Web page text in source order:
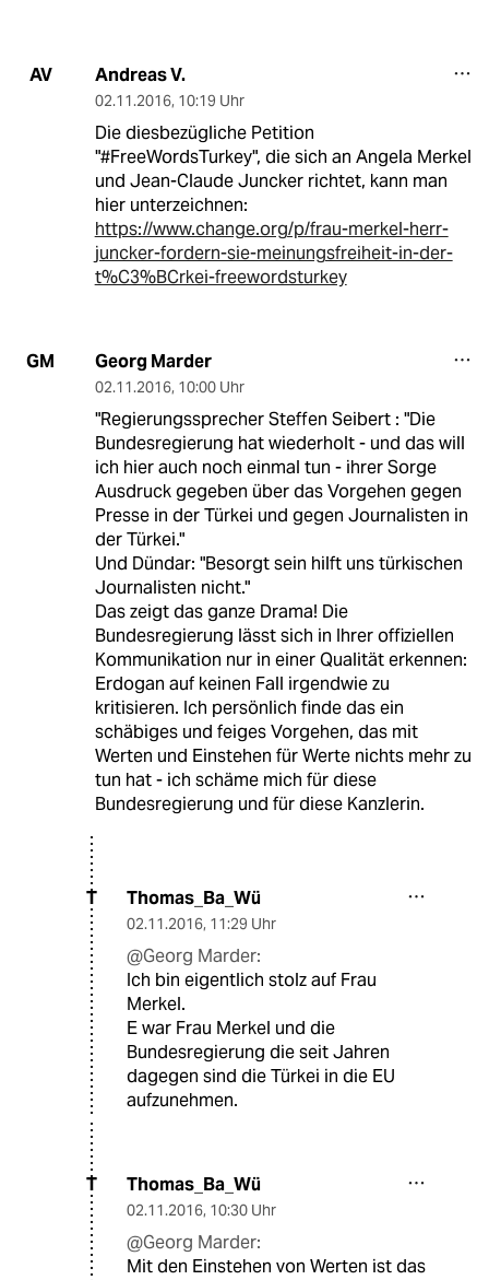
AV Andreas V.
02.11.2016, 10:19 Uhr
Die diesbezügliche Petition
"#FreeWordsTurkey", die sich an Angela Merkel
und Jean-Claude Juncker richtet, kann man
hier unterzeichnen:
https://www.change.org/p/frau-merkel-herr-
juncker-fordern-sie-meinungsfreiheit-in-der-
t%C3%BCrkei-freewordsturkey
GM Georg Marder
02.11.2016, 10:00 Uhr
"Regierungssprecher Steffen Seibert : "Die
Bundesregierung hat wiederholt - und das will
ich hier auch noch einmal tun - ihrer Sorge
Ausdruck gegeben über das Vorgehen gegen
Presse in der Türkei und gegen Journalisten in
der Türkei."
Und Dündar: "Besorgt sein hilft uns türkischen
Journalisten nicht."
Das zeigt das ganze Drama! Die
Bundesregierung lässt sich in Ihrer offiziellen
Kommunikation nur in einer Qualität erkennen:
Erdogan auf keinen Fall irgendwie zu
kritisieren. Ich persönlich finde das ein
schäbiges und feiges Vorgehen, das mit
Werten und Einstehen für Werte nichts mehr zu
tun hat - ich schäme mich für diese
Bundesregierung und für diese Kanzlerin.
T Thomas_Ba_Wü
02.11.2016, 11:29 Uhr
@Georg Marder:
Ich bin eigentlich stolz auf Frau
Merkel.
E war Frau Merkel und die
Bundesregierung die seit Jahren
dagegen sind die Türkei in die EU
aufzunehmen.
T Thomas_Ba_Wü
02.11.2016, 10:30 Uhr
@Georg Marder:
Mit den Einstehen von Werten ist das